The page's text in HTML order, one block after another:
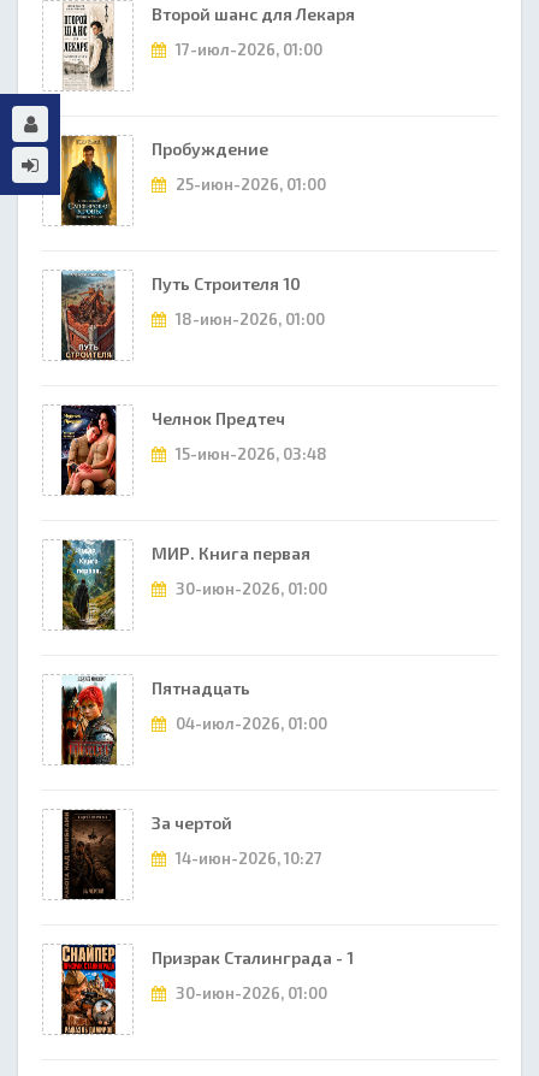
Второй шанс для Лекаря
17-июл-2026, 01:00
Пробуждение
25-июн-2026, 01:00
Путь Строителя 10
18-июн-2026, 01:00
Челнок Предтеч
15-июн-2026, 03:48
МИР. Книга первая
30-июн-2026, 01:00
Пятнадцать
04-июл-2026, 01:00
За чертой
14-июн-2026, 10:27
Призрак Сталинграда - 1
30-июн-2026, 01:00